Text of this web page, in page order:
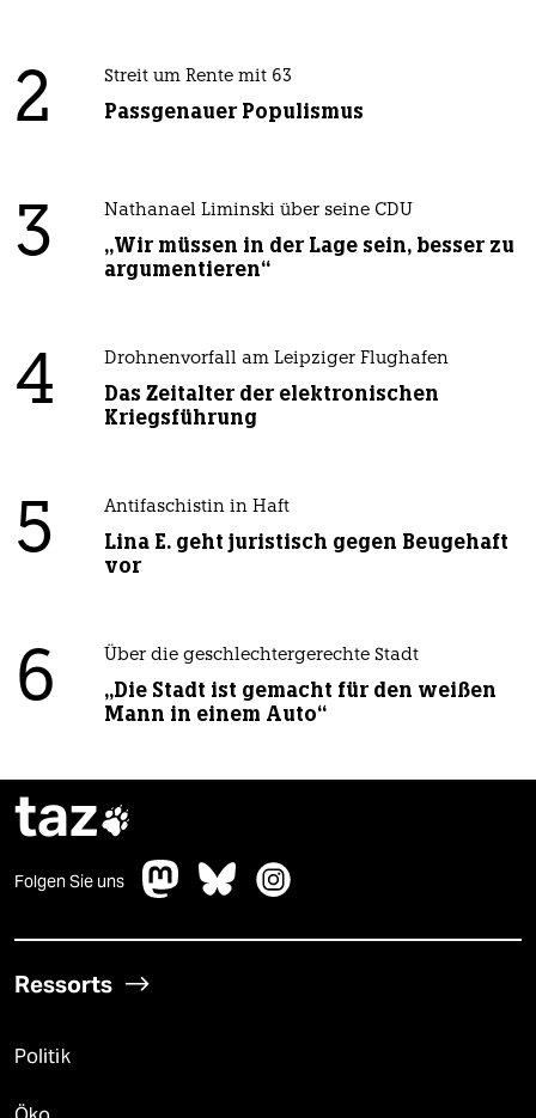
2 Streit um Rente mit 63
Passgenauer Populismus
3 Nathanael Liminski über seine CDU
„Wir müssen in der Lage sein, besser zu
argumentieren“
4 Drohnenvorfall am Leipziger Flughafen
Das Zeitalter der elektronischen
Kriegsführung
5 Antifaschistin in Haft
Lina E. geht juristisch gegen Beugehaft
vor
6 Über die geschlechtergerechte Stadt
„Die Stadt ist gemacht für den weißen
Mann in einem Auto“
taz
Folgen Sie uns
Ressorts
Politik